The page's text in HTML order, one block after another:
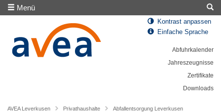
Menü
Kontrast anpassen
Einfache Sprache
Abfuhrkalender
Jahreszeugnisse
Zertifikate
Downloads
AVEA Leverkusen Privathaushalte
Abfallentsorgung Leverkusen